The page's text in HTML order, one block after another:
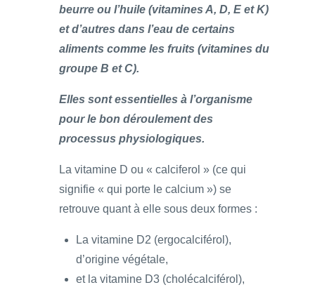
beurre ou l’huile (vitamines A, D, E et K)
et d’autres dans l’eau de certains
aliments comme les fruits (vitamines du
groupe B et C).
Elles sont essentielles à l’organisme
pour le bon déroulement des
processus physiologiques.
La vitamine D ou « calciferol » (ce qui
signifie « qui porte le calcium ») se
retrouve quant à elle sous deux formes :
La vitamine D2 (ergocalciférol),
d’origine végétale,
et la vitamine D3 (cholécalciférol),